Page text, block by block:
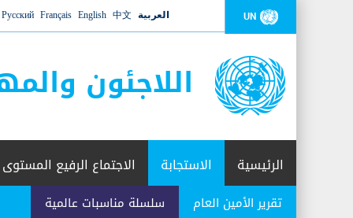
UN العربية 中文
English
Français
Русский
اللاجئون
الرئيسية الاستجابة
تقرير الأمين العام سلسلة مناسبات عالمية
الاجتماع الرفيع المستوى